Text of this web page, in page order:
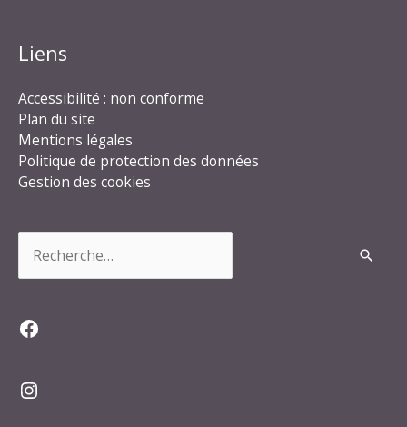
Liens
Accessibilité : non conforme
Plan du site
Mentions légales
Politique de protection des données
Gestion des cookies
Facebook
Instagram